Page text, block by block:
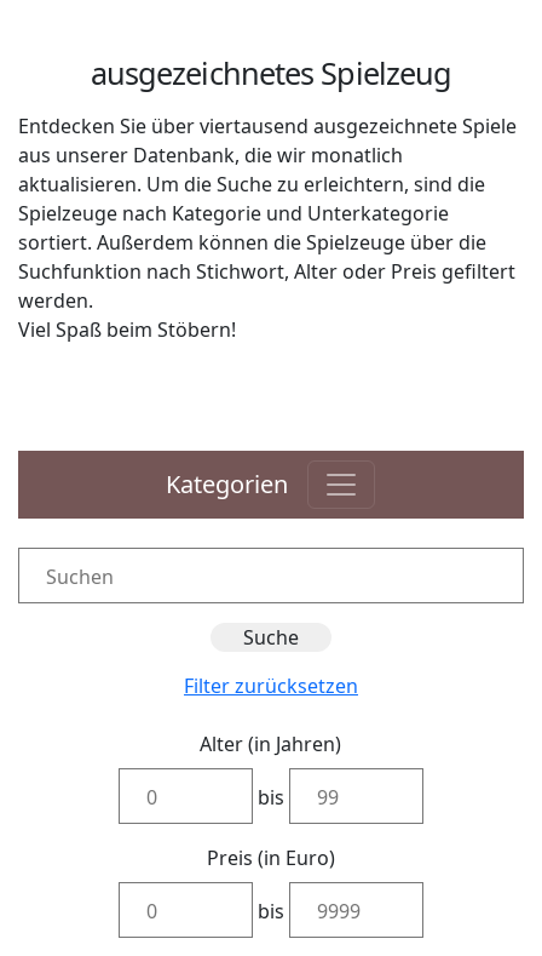
ausgezeichnetes Spielzeug
Entdecken Sie über viertausend ausgezeichnete Spiele
aus unserer Datenbank, die wir monatlich
aktualisieren. Um die Suche zu erleichtern, sind die
Spielzeuge nach Kategorie und Unterkategorie
sortiert. Außerdem können die Spielzeuge über die
Suchfunktion nach Stichwort, Alter oder Preis gefiltert
werden.
Viel Spaß beim Stöbern!
Kategorien
Filter zurücksetzen
Alter (in Jahren)
bis
Preis (in Euro)
bis